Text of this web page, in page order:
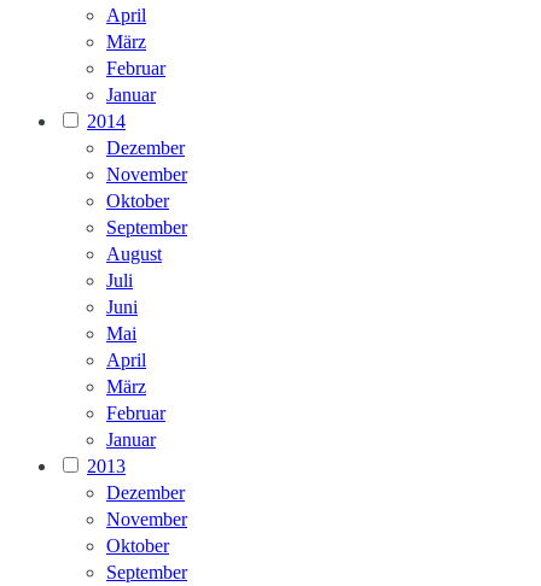
April
März
Februar
Januar
2014
Dezember
November
Oktober
September
August
Juli
Juni
Mai
April
März
Februar
Januar
2013
Dezember
November
Oktober
September